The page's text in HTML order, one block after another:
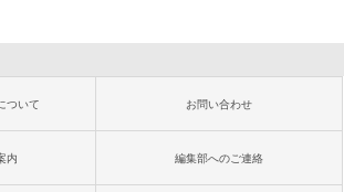
ついて お問い合わせ
内 編集部へのご連絡